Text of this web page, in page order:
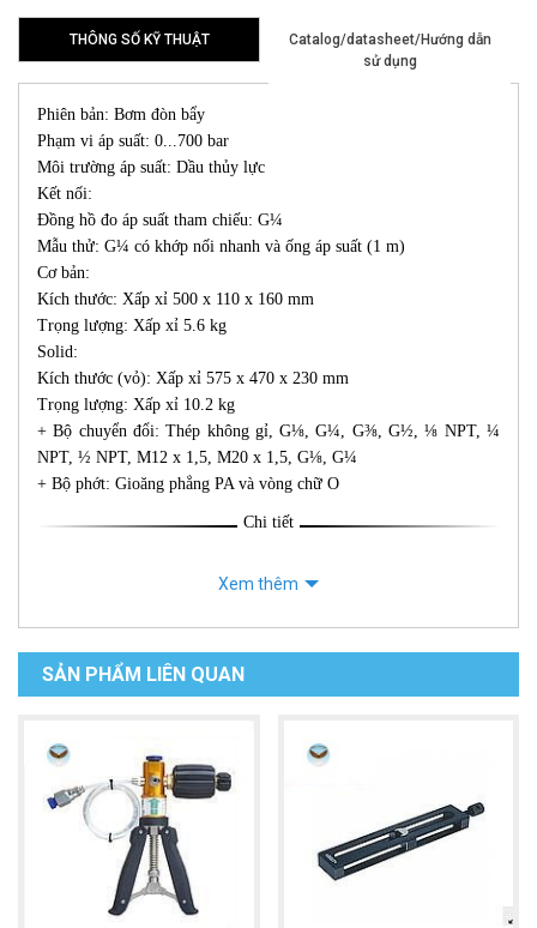
THÔNG SỐ KỸ THUẬT
Catalog/datasheet/Hướng dẫn
sử dụng
Phiên bản: Bơm đòn bẩy
Phạm vi áp suất: 0...700 bar
Môi trường áp suất: Dầu thủy lực
Kết nối:
Đồng hồ đo áp suất tham chiếu: G¼
Mẫu thử: G¼ có khớp nối nhanh và ống áp suất (1 m)
Cơ bản:
Kích thước: Xấp xỉ 500 x 110 x 160 mm
Trọng lượng: Xấp xỉ 5.6 kg
Solid:
Kích thước (vỏ): Xấp xỉ 575 x 470 x 230 mm
Trọng lượng: Xấp xỉ 10.2 kg
+ Bộ chuyển đổi: Thép không gỉ, G⅛, G¼, G⅜, G½, ⅛ NPT, ¼
NPT, ½ NPT, M12 x 1,5, M20 x 1,5, G⅛, G¼
+ Bộ phớt: Gioăng phẳng PA và vòng chữ O
Chi tiết
Xem thêm
SẢN PHẨM LIÊN QUAN